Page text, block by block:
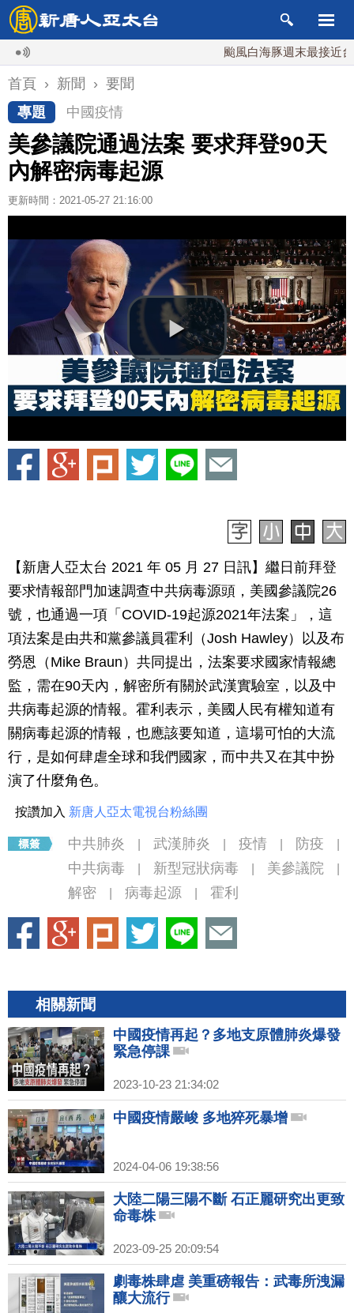
颱風白海豚週末最接近台灣
首頁 › 新聞 › 要聞
專題
中國疫情
美參議院通過法案 要求拜登90天
內解密病毒起源
更新時間：2021-05-27 21:16:00
【新唐人亞太台 2021 年 05 月 27 日訊】繼日前拜登
要求情報部門加速調查中共病毒源頭，美國參議院26
號，也通過一項「COVID-19起源2021年法案」，這
項法案是由共和黨參議員霍利（Josh Hawley）以及布
勞恩（Mike Braun）共同提出，法案要求國家情報總
監，需在90天內，解密所有關於武漢實驗室，以及中
共病毒起源的情報。霍利表示，美國人民有權知道有
關病毒起源的情報，也應該要知道，這場可怕的大流
行，是如何肆虐全球和我們國家，而中共又在其中扮
演了什麼角色。
按讚加入 新唐人亞太電視台粉絲團
中共肺炎 武漢肺炎 疫情 防疫
中共病毒 新型冠狀病毒 美參議院
解密 病毒起源 霍利
相關新聞
中國疫情再起？多地支原體肺炎爆發
緊急停課
2023-10-23 21:34:02
中國疫情嚴峻 多地猝死暴增
2024-04-06 19:38:56
大陸二陽三陽不斷 石正麗研究出更致
命毒株
2023-09-25 20:09:54
劇毒株肆虐 美重磅報告：武毒所洩漏
釀大流行